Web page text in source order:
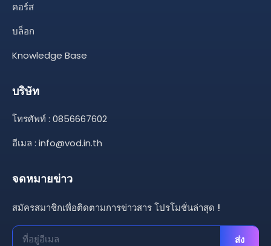
คอร์ส
บล็อก
Knowledge Base
บริษัท
โทรศัพท์ : 0856667602
อีเมล : info@vod.in.th
จดหมายข่าว
สมัครสมาชิกเพื่อติดตามการข่าวสาร โปรโมชั่นล่าสุด !
ส่ง